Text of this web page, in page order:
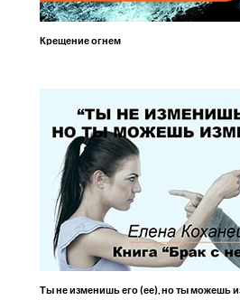
Крещение огнем
Ты не изменишь его (ее), но ты можешь